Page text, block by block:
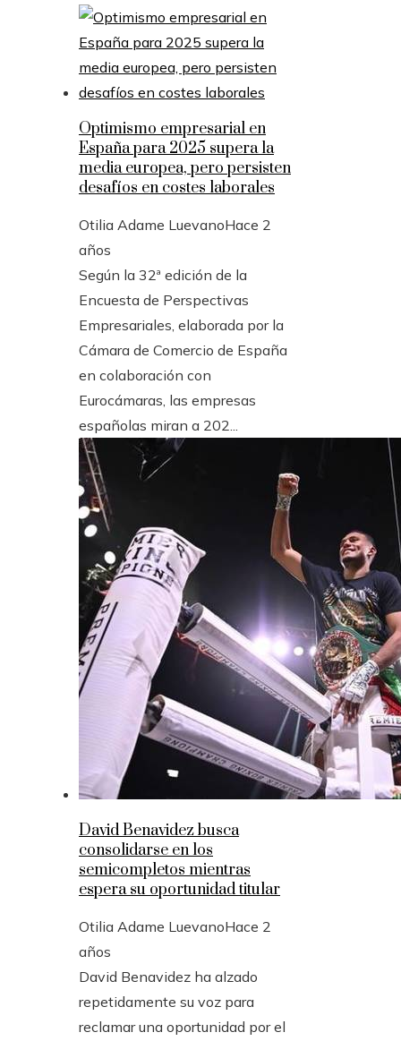
Optimismo empresarial en
España para 2025 supera la
media europea, pero persisten
desafíos en costes laborales
Otilia Adame LuevanoHace 2
años
Según la 32ª edición de la
Encuesta de Perspectivas
Empresariales, elaborada por la
Cámara de Comercio de España
en colaboración con
Eurocámaras, las empresas
españolas miran a 202...
David Benavidez busca
consolidarse en los
semicompletos mientras
espera su oportunidad titular
Otilia Adame LuevanoHace 2
años
David Benavidez ha alzado
repetidamente su voz para
reclamar una oportunidad por el